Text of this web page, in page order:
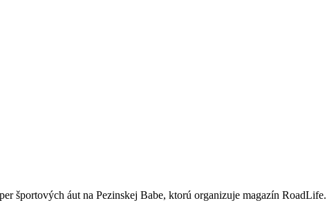
športových áut na Pezinskej Babe, ktorú organizuje magazín RoadLife.